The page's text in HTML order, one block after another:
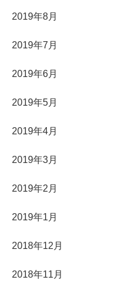
2019年8月
2019年7月
2019年6月
2019年5月
2019年4月
2019年3月
2019年2月
2019年1月
2018年12月
2018年11月